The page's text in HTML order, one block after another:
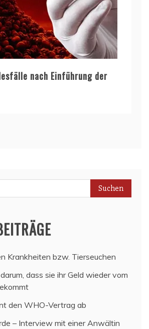
nach Einführung der
Krankheiten bzw. Tierseuchen
dass sie ihr Geld wieder vom
den WHO-Vertrag ab
– Interview mit einer Anwältin